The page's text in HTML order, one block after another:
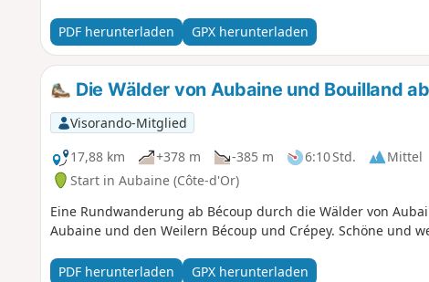
PDF herunterladen GPX herunterladen
Die Wälder von Aubaine und Bouilland
Visorando-Mitglied
17,88 km
+378 m -385 m 6:10 Std.
Mittel
Start in Aubaine (Côte-d'Or)
Eine Rundwanderung ab Bécoup durch die Wälder von
Aubaine und den Weilern Bécoup und Crépey. Schöne und
PDF herunterladen GPX herunterladen